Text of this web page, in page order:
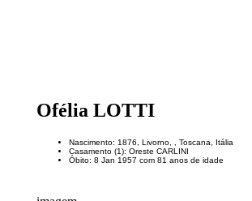
Ofélia LOTTI
Nascimento: 1876, Livorno, , Toscana, Itália
Casamento (1): Oreste CARLINI
Óbito: 8 Jan 1957 com 81 anos de idade